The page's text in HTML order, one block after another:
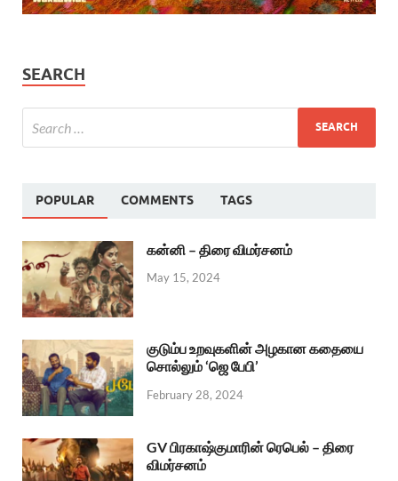
SEARCH
POPULAR COMMENTS TAGS
கன்னி – திரை விமர்சனம்
May 15, 2024
குடும்ப உறவுகளின் அழகான கதையை
சொல்லும் ‘ஜெ பேபி’
February 28, 2024
GV பிரகாஷ்குமாரின் ரெபெல் – திரை
விமர்சனம்